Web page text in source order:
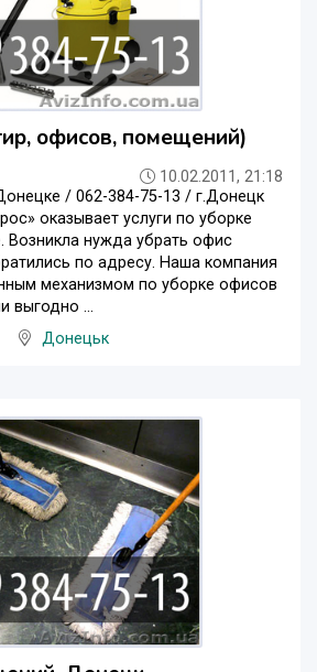
офисов, помещений)
10.02.2011, 21:18
/ 062-384-75-13 / г.Донецк
оказывает услуги по уборке
нужда убрать офис
по адресу. Наша компания
механизмом по уборке офисов
выгодно ...
Донецьк